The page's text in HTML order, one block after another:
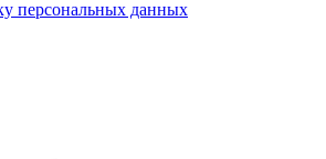
персональных данных